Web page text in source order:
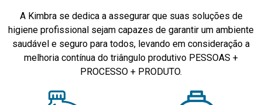
A Kimbra se dedica a assegurar que suas soluções de
higiene profissional sejam capazes de garantir um ambiente
saudável e seguro para todos, levando em consideração a
melhoria contínua do triângulo produtivo PESSOAS +
PROCESSO + PRODUTO.